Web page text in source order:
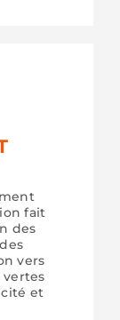
fait
des
vers
vertes
et